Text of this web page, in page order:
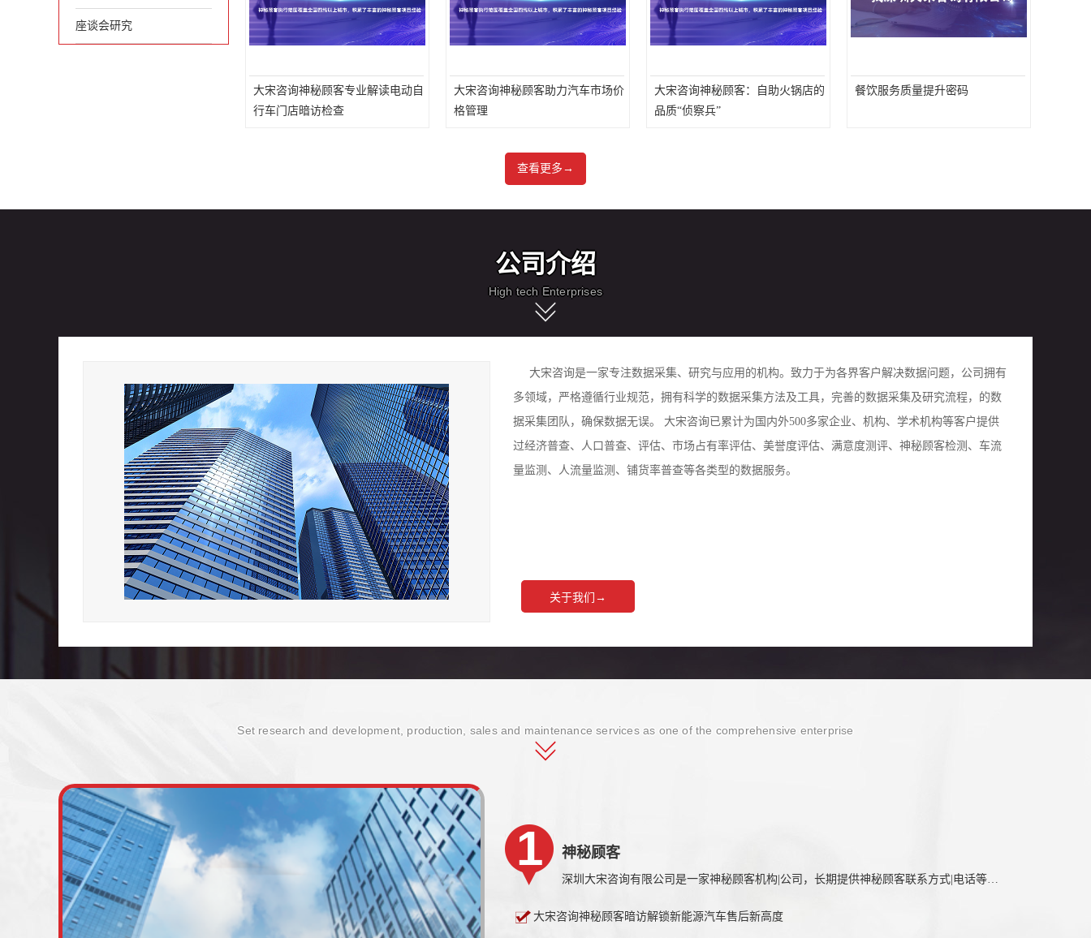
座谈会研究
大宋咨询神秘顾客专业解读电动自
行车门店暗访检查
大宋咨询神秘顾客助力汽车市场价
格管理
大宋咨询神秘顾客：自助火锅店的
品质“侦察兵”
餐饮服务质量提升密码
查看更多→
公司介绍
High tech Enterprises
大宋咨询是一家专注数据采集、研究与应用的机构。致力于为各界客户解决数据问题，公司拥有
多领域，严格遵循行业规范，拥有科学的数据采集方法及工具，完善的数据采集及研究流程，的数
据采集团队，确保数据无误。 大宋咨询已累计为国内外500多家企业、机构、学术机构等客户提供
过经济普查、人口普查、评估、市场占有率评估、美誉度评估、满意度测评、神秘顾客检测、车流
量监测、人流量监测、铺货率普查等各类型的数据服务。
关于我们→
Set research and development, production, sales and maintenance services as one of the comprehensive enterprise
神秘顾客
深圳大宋咨询有限公司是一家神秘顾客机构|公司，长期提供神秘顾客联系方式|电话等服务,业务范围覆盖：广州/韶关/深圳/东莞/中山/珠海/汕头/佛山/江门/湛江等全国区域，欢迎来电咨询神秘顾客费用|资料多少钱等信息。
大宋咨询神秘顾客暗访解锁新能源汽车售后新高度